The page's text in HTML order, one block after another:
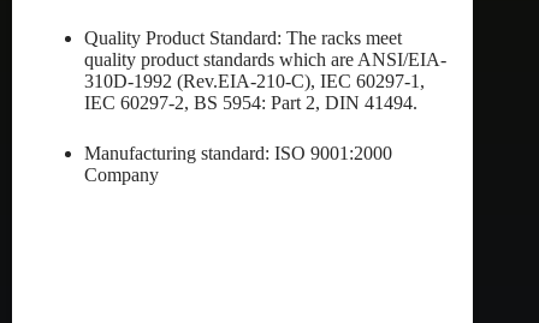
Quality Product Standard: The racks meet
quality product standards which are ANSI/EIA-
310D-1992 (Rev.EIA-210-C), IEC 60297-1,
IEC 60297-2, BS 5954: Part 2, DIN 41494.
Manufacturing standard: ISO 9001:2000
Company